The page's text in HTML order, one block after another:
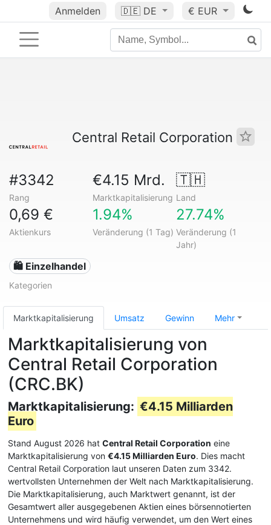
Anmelden 🇩🇪 DE € EUR
Central Retail Corporation
#3342
Rang
€4.15 Mrd.
Marktkapitalisierung
🇹🇭
Land
0,69 €
Aktienkurs
1.94%
Veränderung (1 Tag)
27.74%
Veränderung (1
Jahr)
🛍️ Einzelhandel
Kategorien
Marktkapitalisierung Umsatz Gewinn Mehr
Marktkapitalisierung von
Central Retail Corporation
(CRC.BK)
Marktkapitalisierung: €4.15 Milliarden
Euro
Stand August 2026 hat Central Retail Corporation eine
Marktkapitalisierung von €4.15 Milliarden Euro. Dies macht
Central Retail Corporation laut unseren Daten zum 3342.
wertvollsten Unternehmen der Welt nach Marktkapitalisierung.
Die Marktkapitalisierung, auch Marktwert genannt, ist der
Gesamtwert aller ausgegebenen Aktien eines börsennotierten
Unternehmens und wird häufig verwendet, um den Wert eines